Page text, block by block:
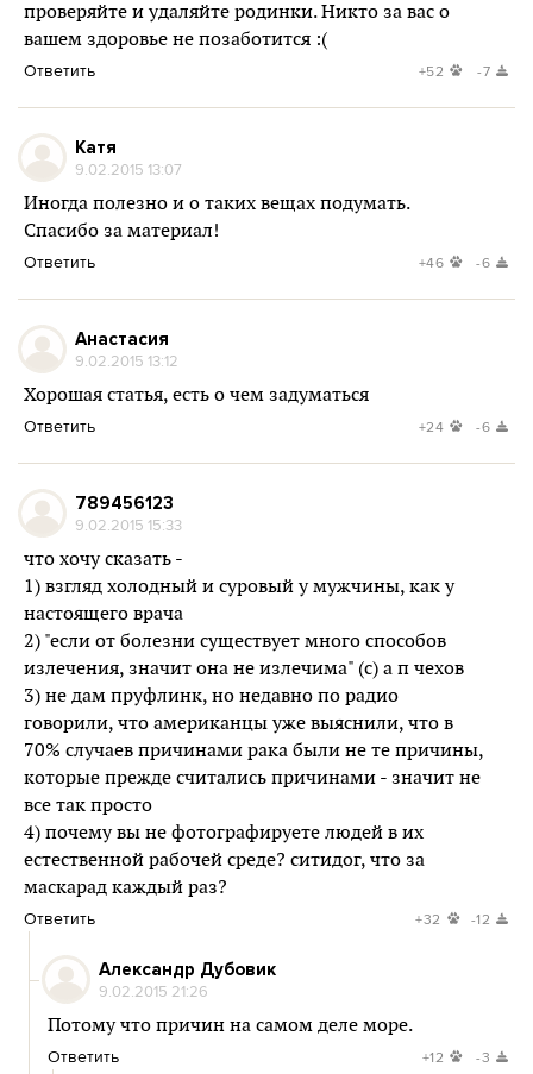
проверяйте и удаляйте родинки. Никто за вас о
вашем здоровье не позаботится :(
Ответить +52 -7
Катя
9.02.2015 13:07
Иногда полезно и о таких вещах подумать.
Спасибо за материал!
Ответить +46 -6
Анастасия
9.02.2015 13:12
Хорошая статья, есть о чем задуматься
Ответить +24 -6
789456123
9.02.2015 15:33
что хочу сказать -
1) взгляд холодный и суровый у мужчины, как у
настоящего врача
2) "если от болезни существует много способов
излечения, значит она не излечима" (с) а п чехов
3) не дам пруфлинк, но недавно по радио
говорили, что американцы уже выяснили, что в
70% случаев причинами рака были не те причины,
которые прежде считались причинами - значит не
все так просто
4) почему вы не фотографируете людей в их
естественной рабочей среде? ситидог, что за
маскарад каждый раз?
Ответить +32 -12
Александр Дубовик
9.02.2015 21:26
Потому что причин на самом деле море.
Ответить +12 -3